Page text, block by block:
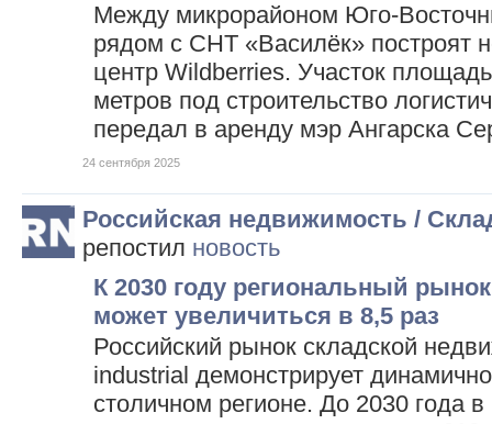
Между микрорайоном Юго-
рядом с СНТ «Василёк» построят
центр Wildberries. Участок
метров под строительство
передал в аренду мэр Ангарска
24 сентября 2025
Российская недвижимость /
репостил новость
К 2030 году региональный
может увеличиться в 8,5 раз
Российский рынок складской
industrial демонстрирует
столичном регионе. До 2030 года